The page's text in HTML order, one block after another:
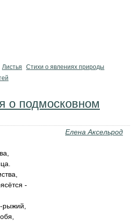
Листья
Стихи о явлениях природы
о подмосковном
Елена Аксельрод
-
рыжий,